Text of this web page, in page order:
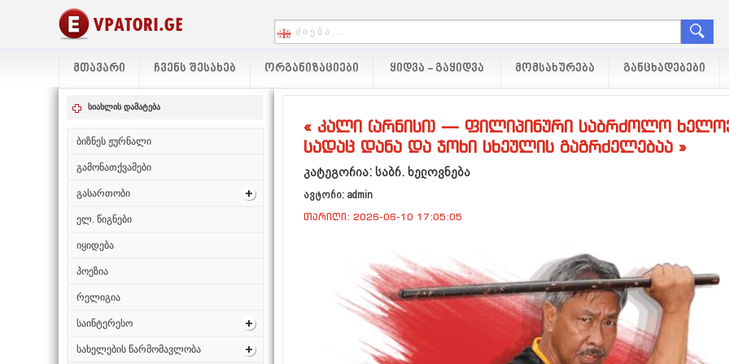
ᲛᲗᲐᲕᲐᲠᲘ ᲩᲕᲔᲜᲡ ᲨᲔᲡᲐᲮᲔᲑ ᲝᲠᲒᲐᲜᲘᲖᲐᲪᲘᲔᲑᲘ ᲧᲘᲓᲕᲐ - ᲒᲐᲧᲘᲓᲕᲐ ᲛᲝᲛᲡᲐᲮᲣᲠᲔᲑᲐ ᲒᲐᲜᲪᲮᲐᲓᲔᲑᲔᲑᲘ
სიახლის დამატება
ბიზნეს ჟურნალი
გამონათქვამები
გასართობი
ელ. წიგნები
იყიდება
პოეზია
რელიგია
საინტერესო
სახელების წარმომავლობა
« კალი (არნისი) — ფილიპინური საბრძოლო
სადაც დანა და ჯოხი სხეულის გაგრძელებაა »
კატეგორია: საბრ. ხელოვნება
ავტორი: admin
თარიღი: 2026-06-10 17:05:05